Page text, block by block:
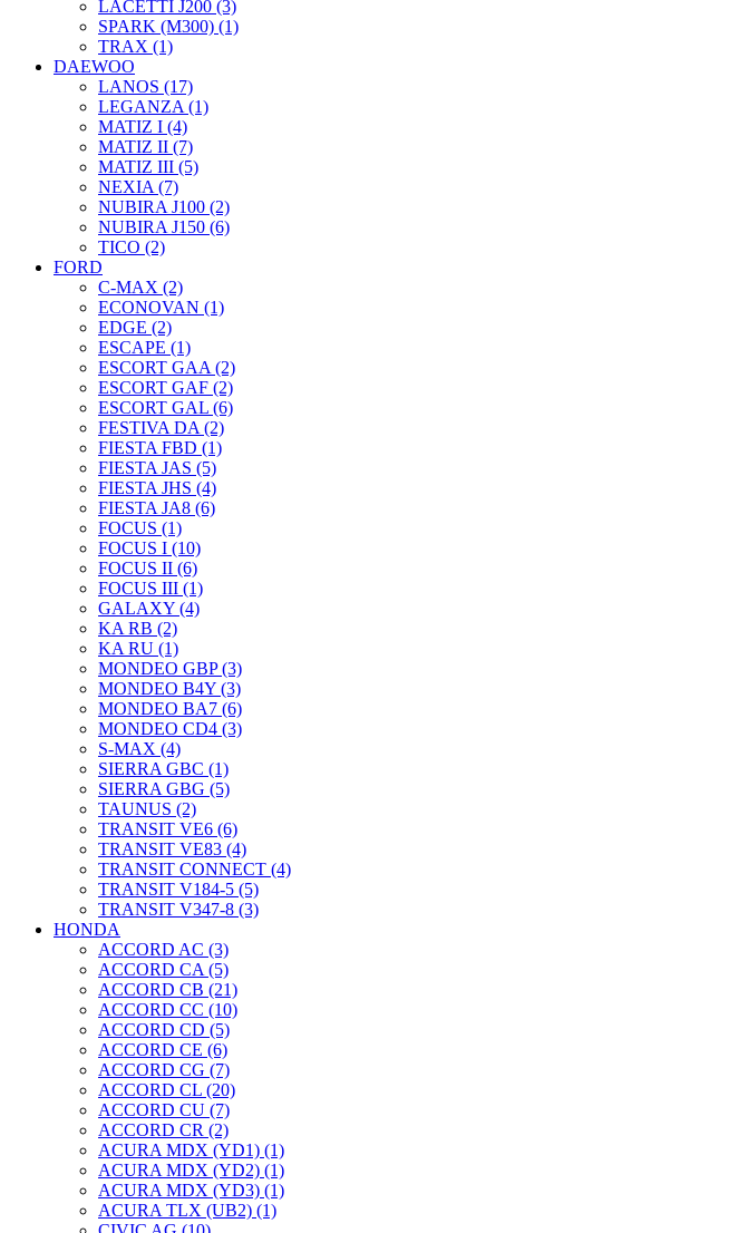
LACETTI J200 (3)
SPARK (M300) (1)
TRAX (1)
DAEWOO
LANOS (17)
LEGANZA (1)
MATIZ I (4)
MATIZ II (7)
MATIZ III (5)
NEXIA (7)
NUBIRA J100 (2)
NUBIRA J150 (6)
TICO (2)
FORD
C-MAX (2)
ECONOVAN (1)
EDGE (2)
ESCAPE (1)
ESCORT GAA (2)
ESCORT GAF (2)
ESCORT GAL (6)
FESTIVA DA (2)
FIESTA FBD (1)
FIESTA JAS (5)
FIESTA JHS (4)
FIESTA JA8 (6)
FOCUS (1)
FOCUS I (10)
FOCUS II (6)
FOCUS III (1)
GALAXY (4)
KA RB (2)
KA RU (1)
MONDEO GBP (3)
MONDEO B4Y (3)
MONDEO BA7 (6)
MONDEO CD4 (3)
S-MAX (4)
SIERRA GBC (1)
SIERRA GBG (5)
TAUNUS (2)
TRANSIT VE6 (6)
TRANSIT VE83 (4)
TRANSIT CONNECT (4)
TRANSIT V184-5 (5)
TRANSIT V347-8 (3)
HONDA
ACCORD AC (3)
ACCORD CA (5)
ACCORD CB (21)
ACCORD CC (10)
ACCORD CD (5)
ACCORD CE (6)
ACCORD CG (7)
ACCORD CL (20)
ACCORD CU (7)
ACCORD CR (2)
ACURA MDX (YD1) (1)
ACURA MDX (YD2) (1)
ACURA MDX (YD3) (1)
ACURA TLX (UB2) (1)